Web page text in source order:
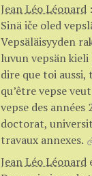
Jean Léo Léonard :
Sinä iče oled
Vepsäläisyyden
luvun vepsän
dire que toi aussi,
qu’être vepse
vepse des années
doctorat,
travaux annexes.
Jean Léo Léonard